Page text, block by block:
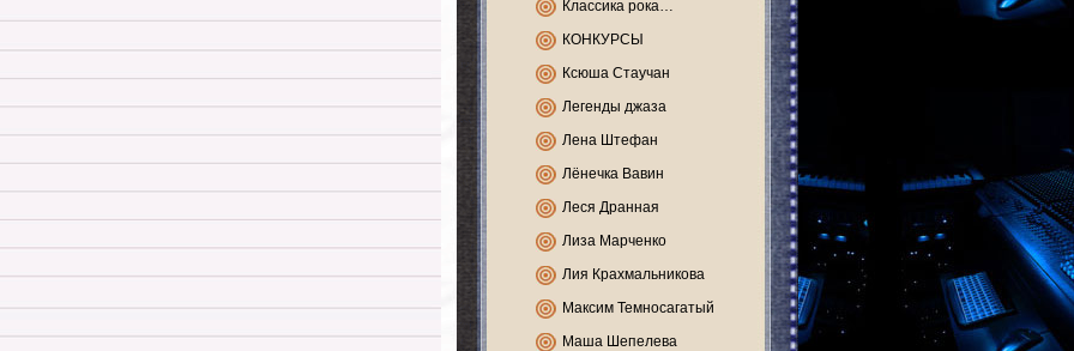
Классика рока…
КОНКУРСЫ
Ксюша Стаучан
Легенды джаза
Лена Штефан
Лёнечка Вавин
Леся Дранная
Лиза Марченко
Лия Крахмальникова
Максим Темносагатый
Маша Шепелева